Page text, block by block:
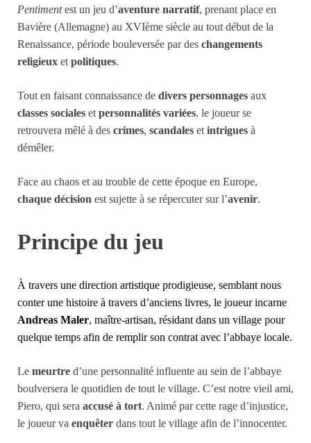
Pentimentest un jeu d’aventure narratif, prenant place en
Bavière (Allemagne) au XVIème siècle au tout début de la
Renaissance, période bouleversée par des changements
religieux et politiques.
Tout en faisant connaissance de divers personnages aux
classes sociales et personnalités variées, le joueur se
retrouvera mêlé à des crimes, scandales et intrigues à
démêler.
Face au chaos et au trouble de cette époque en Europe,
chaque décision est sujette à se répercuter sur l’avenir.
Principe du jeu
À travers une direction artistique prodigieuse, semblant nous
conter une histoire à travers d’anciens livres, le joueur incarne
Andreas Maler, maître-artisan, résidant dans un village pour
quelque temps afin de remplir son contrat avec l’abbaye locale.
Le meurtre d’une personnalité influente au sein de l’abbaye
boulversera le quotidien de tout le village. C’est notre vieil ami,
Piero, qui sera accusé à tort. Animé par cette rage d’injustice,
le joueur va enquêter dans tout le village afin de l’innocenter.